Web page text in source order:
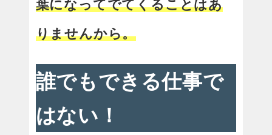
葉になってでてくることはあ
りませんから。
誰でもできる仕事で
はない！